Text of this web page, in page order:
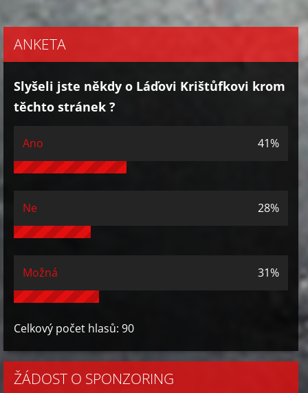
ANKETA
Slyšeli jste někdy o Láďovi Krištůfkovi krom
těchto stránek ?
Ano 41%
Ne 28%
Možná 31%
Celkový počet hlasů: 90
ŽÁDOST O SPONZORING